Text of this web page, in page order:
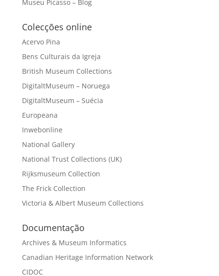
Museu Picasso – Blog
Colecções online
Acervo Pina
Bens Culturais da Igreja
British Museum Collections
DigitaltMuseum – Noruega
DigitaltMuseum – Suécia
Europeana
Inwebonline
National Gallery
National Trust Collections (UK)
Rijksmuseum Collection
The Frick Collection
Victoria & Albert Museum Collections
Documentação
Archives & Museum Informatics
Canadian Heritage Information Network
CIDOC